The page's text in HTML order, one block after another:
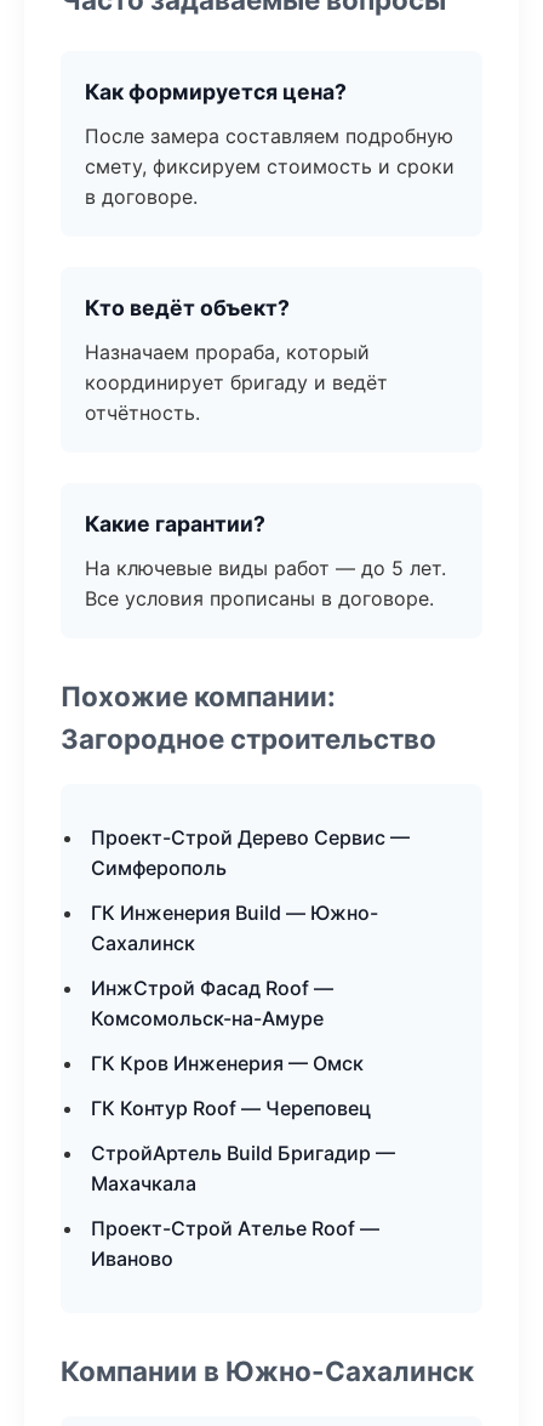
Как формируется цена?
После замера составляем подробную
смету, фиксируем стоимость и сроки
в договоре.
Кто ведёт объект?
Назначаем прораба, который
координирует бригаду и ведёт
отчётность.
Какие гарантии?
На ключевые виды работ — до 5 лет.
Все условия прописаны в договоре.
Похожие компании:
Загородное строительство
Проект-Строй Дерево Сервис —
Симферополь
ГК Инженерия Build — Южно-
Сахалинск
ИнжСтрой Фасад Roof —
Комсомольск-на-Амуре
ГК Кров Инженерия — Омск
ГК Контур Roof — Череповец
СтройАртель Build Бригадир —
Махачкала
Проект-Строй Ателье Roof —
Иваново
Компании в Южно-Сахалинск